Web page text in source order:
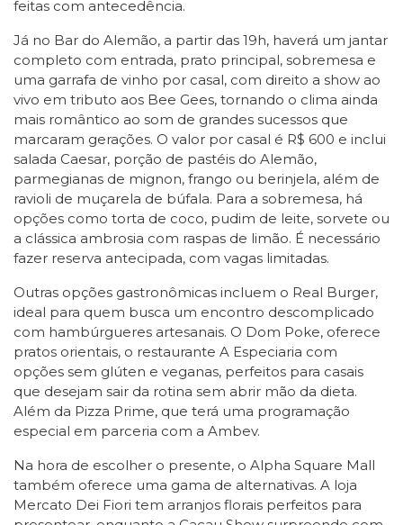
feitas com antecedência.
Já no Bar do Alemão, a partir das 19h, haverá um jantar
completo com entrada, prato principal, sobremesa e
uma garrafa de vinho por casal, com direito a show ao
vivo em tributo aos Bee Gees, tornando o clima ainda
mais romântico ao som de grandes sucessos que
marcaram gerações. O valor por casal é R$ 600 e inclui
salada Caesar, porção de pastéis do Alemão,
parmegianas de mignon, frango ou berinjela, além de
ravioli de muçarela de búfala. Para a sobremesa, há
opções como torta de coco, pudim de leite, sorvete ou
a clássica ambrosia com raspas de limão. É necessário
fazer reserva antecipada, com vagas limitadas.
Outras opções gastronômicas incluem o Real Burger,
ideal para quem busca um encontro descomplicado
com hambúrgueres artesanais. O Dom Poke, oferece
pratos orientais, o restaurante A Especiaria com
opções sem glúten e veganas, perfeitos para casais
que desejam sair da rotina sem abrir mão da dieta.
Além da Pizza Prime, que terá uma programação
especial em parceria com a Ambev.
Na hora de escolher o presente, o Alpha Square Mall
também oferece uma gama de alternativas. A loja
Mercato Dei Fiori tem arranjos florais perfeitos para